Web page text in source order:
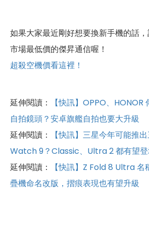
如果大家最近剛好想要換新手機的話
市場最低價的傑昇通信喔！
超殺空機價看這裡！
延伸閱讀：
【快訊】OPPO、HONOR
自拍鏡頭？安卓旗艦自拍也要大升級
延伸閱讀：
【快訊】三星今年可能推
Watch 9？Classic、Ultra 2 都有望
延伸閱讀：
【快訊】Z Fold 8 Ultra
疊機命名改版，摺痕表現也有望升級